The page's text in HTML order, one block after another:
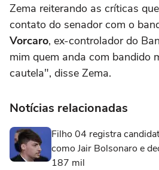
Zema reiterando as críticas
contato do senador com o
Vorcaro, ex-controlador do
mim quem anda com bandido
cautela", disse Zema.
Notícias relacionadas
Filho 04 registra
como Jair Bolsonaro e
187 mil